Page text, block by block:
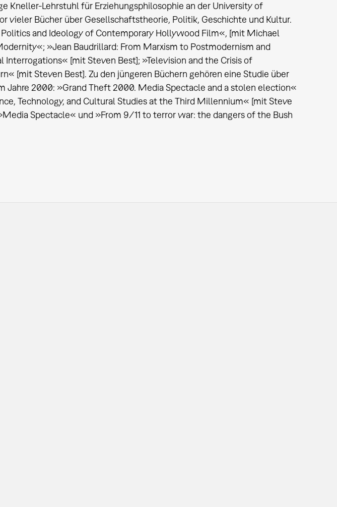
Kneller-Lehrstuhl für Erziehungsphilosophie an der University of
vieler Bücher über Gesellschaftstheorie, Politik, Geschichte und Kultur.
and Ideology of Contemporary Hollywood Film«, [mit Michael
»Jean Baudrillard: From Marxism to Postmodernism and
Interrogations« [mit Steven Best]; »Television and the Crisis of
[mit Steven Best]. Zu den jüngeren Büchern gehören eine Studie über
Jahre 2000: »Grand Theft 2000. Media Spectacle and a stolen election«
Technology, and Cultural Studies at the Third Millennium« [mit Steve
Spectacle« und »From 9/11 to terror war: the dangers of the Bush